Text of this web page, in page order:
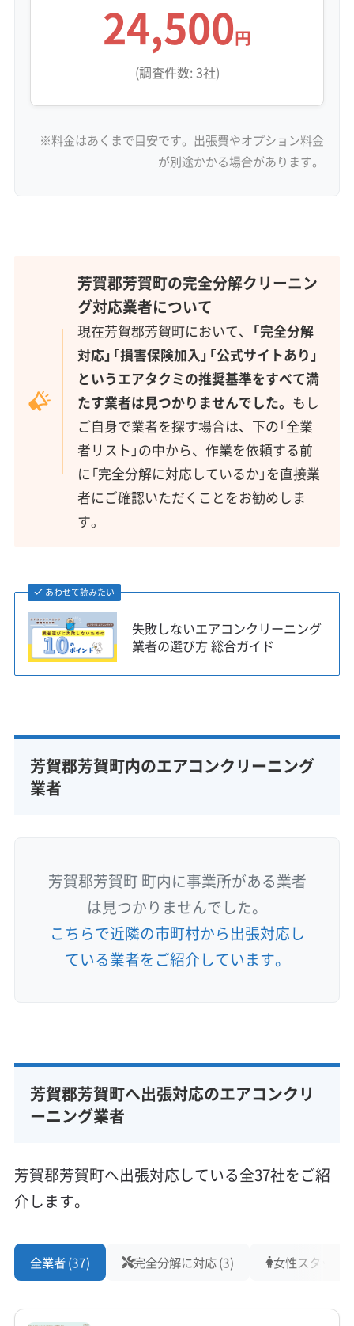
24,500円
(調査件数: 3社)
※料金はあくまで目安です。出張費やオプション料金
が別途かかる場合があります。
芳賀郡芳賀町の完全分解クリーニン
グ対応業者について
現在芳賀郡芳賀町において、 「完全分解
対応」「損害保険加入」「公式サイトあり」
というエアタクミの推奨基準をすべて満
たす業者は見つかりませんでした。 もし
ご自身で業者を探す場合は、下の「全業
者リスト」の中から、作業を依頼する前
に「完全分解に対応しているか」を直接業
者にご確認いただくことをお勧めしま
す。
あわせて読みたい
失敗しないエアコンクリーニング
業者の選び方 総合ガイド
芳賀郡芳賀町内のエアコンクリーニング
業者
芳賀郡芳賀町 町内に事業所がある業者
は見つかりませんでした。
こちらで近隣の市町村から出張対応し
ている業者をご紹介しています。
芳賀郡芳賀町へ出張対応のエアコンクリ
ーニング業者
芳賀郡芳賀町へ出張対応している全37社をご紹
介します。
全業者 (37) 完全分解に対応 (3) 女性スタッフ